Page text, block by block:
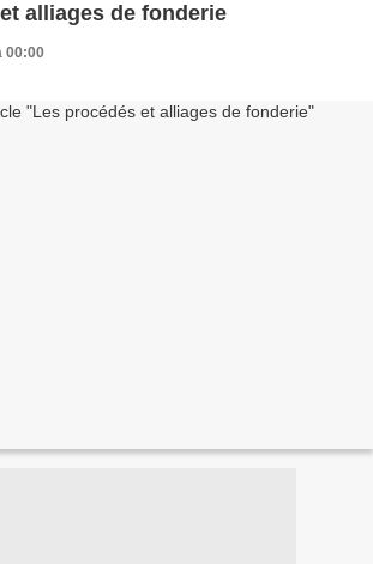
alliages de fonderie
00:00